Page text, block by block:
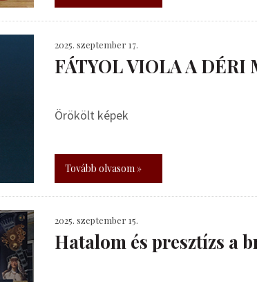
2025. szeptember 17.
FÁTYOL VIOLA A DÉRI
Örökölt képek
Tovább olvasom »
2025. szeptember 15.
Hatalom és presztízs a